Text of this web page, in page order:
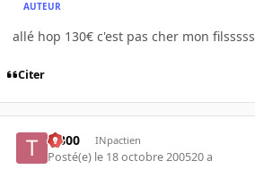
AUTEUR
allé hop 130€ c'est pas cher mon filsssss
Citer
T-800 INpactien
Posté(e) le 18 octobre 200520 a